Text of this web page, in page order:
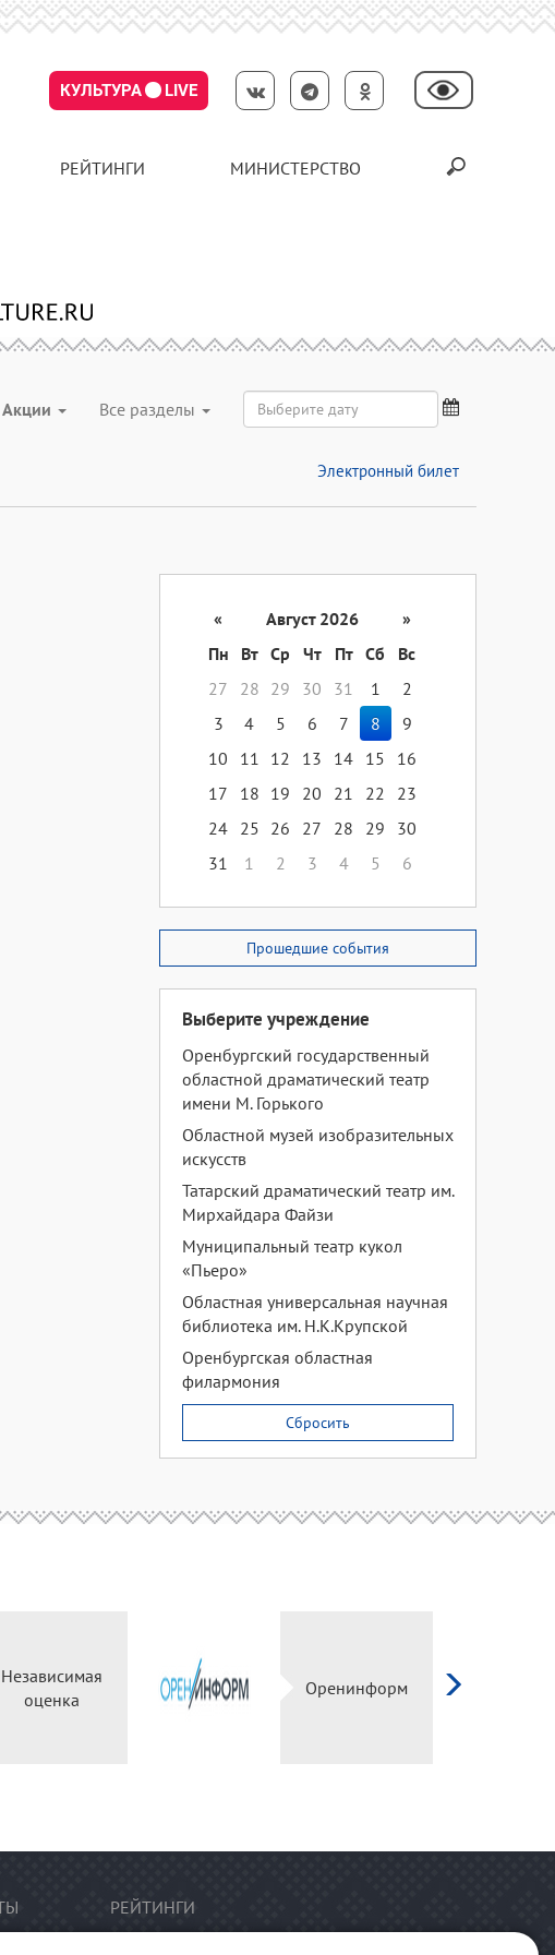
КУЛЬТУРА LIVE
РЕЙТИНГИ МИНИСТЕРСТВО
Акции Все разделы
Электронный билет
« Август 2026
»
Пн
Вт Ср Чт Пт Сб
Вс
27
28 29 30 31 1
2
3
4 5 6 7 8
9
10
11 12 13 14 15
16
17
18 19 20 21 22
23
24 25 26 27 28 29
30
31
1 2 3 4 5 6
Прошедшие события
Выберите учреждение
Оренбургский государственный
областной драматический театр
имени М. Горького
Областной музей изобразительных
искусств
Татарский драматический театр им.
Мирхайдара Файзи
Муниципальный театр кукол
«Пьеро»
Областная универсальная научная
библиотека им. Н.К.Крупской
Оренбургская областная
филармония
Сбросить
Независимая
оценка
Оренинформ
РЕЙТИНГИ